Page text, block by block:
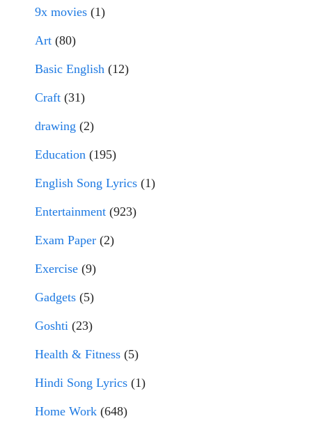
9x movies (1)
Art (80)
Basic English (12)
Craft (31)
drawing (2)
Education (195)
English Song Lyrics (1)
Entertainment (923)
Exam Paper (2)
Exercise (9)
Gadgets (5)
Goshti (23)
Health & Fitness (5)
Hindi Song Lyrics (1)
Home Work (648)